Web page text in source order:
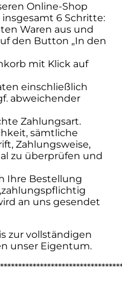
Online-Shop
6 Schritte:
Waren aus und
den Button „In den
mit Klick auf
einschließlich
abweichender
Zahlungsart.
sämtliche
Zahlungsweise,
zu überprüfen und
Ihre Bestellung
an uns gesendet
zur vollständigen
unser Eigentum.